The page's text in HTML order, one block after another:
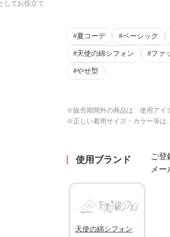
してお役立て
夏コーデ ベーシック
天使の綿シフォン ファ
やせ型
※販売期間外の商品は、使用アイ
※正しい着用サイズ・カラー等は
使用ブランド
ご登
メー
天使の綿シフォン